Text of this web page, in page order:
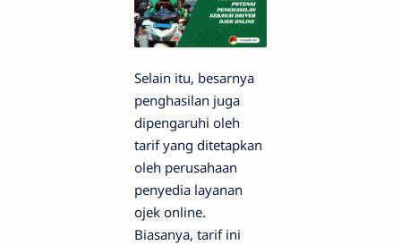
Selain itu, besarnya
penghasilan juga
dipengaruhi oleh
tarif yang ditetapkan
oleh perusahaan
penyedia layanan
ojek online.
Biasanya, tarif ini